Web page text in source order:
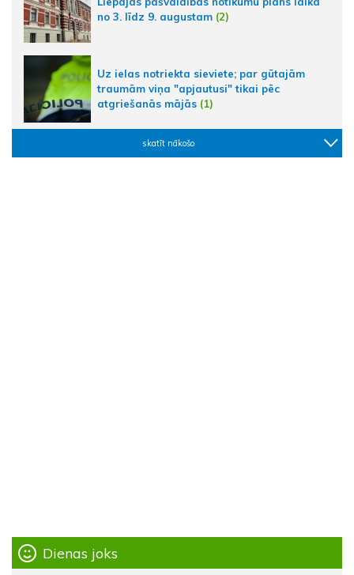
no 3. līdz 9. augustam (2)
Uz ielas notriekta sieviete; par gūtajām
traumām viņa "apjautusi" tikai pēc
atgriešanās mājās (1)
skatīt nākošo
Dienas joks